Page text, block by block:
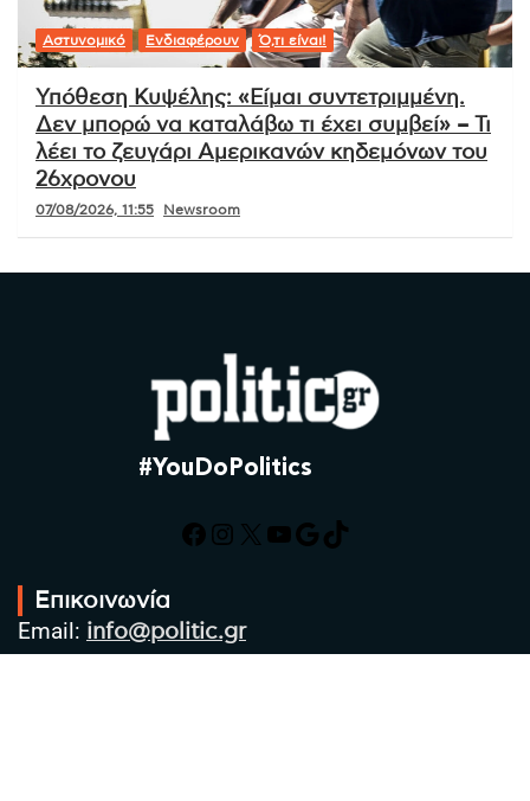
Αστυνομικό Ενδιαφέρουν Ό,τι είναι!
Υπόθεση Κυψέλης: «Είμαι συντετριμμένη.
Δεν μπορώ να καταλάβω τι έχει συμβεί» – Τι
λέει το ζευγάρι Αμερικανών κηδεμόνων του
26χρονου
07/08/2026, 11:55 Newsroom
#YouDoPolitics
Facebook
Instagram
X YouTube
Google
TikTok
Επικοινωνία
Email: info@politic.gr
Τηλ: